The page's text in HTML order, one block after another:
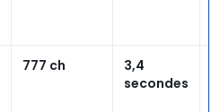
777 ch
3,4
secondes